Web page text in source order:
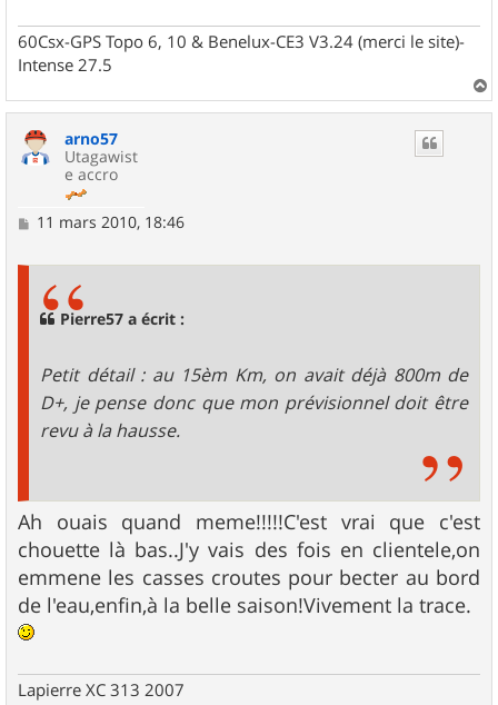
60Csx-GPS Topo 6, 10 & Benelux-CE3 V3.24 (merci le site)-
Intense 27.5
a
arno57
Utagawist
e accro
M11 mars 2010, 18:46
Pierre57 a écrit :
Petit détail : au 15èm Km, on avait déjà 800m de
D+, je pense donc que mon prévisionnel doit être
revu à la hausse.
Ah ouais quand meme!!!!!C'est vrai que c'est
chouette là bas..J'y vais des fois en clientele,on
emmene les casses croutes pour becter au bord
de l'eau,enfin,à la belle saison!Vivement la trace.
Lapierre XC 313 2007